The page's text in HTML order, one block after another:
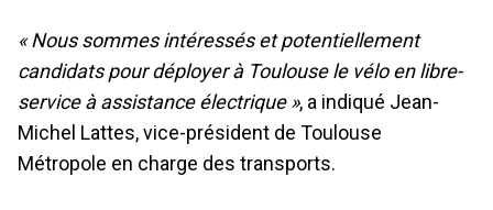
« Nous sommes intéressés et potentiellement
candidats pour déployer à Toulouse le vélo en libre-
service à assistance électrique », a indiqué Jean-
Michel Lattes, vice-président de Toulouse
Métropole en charge des transports.